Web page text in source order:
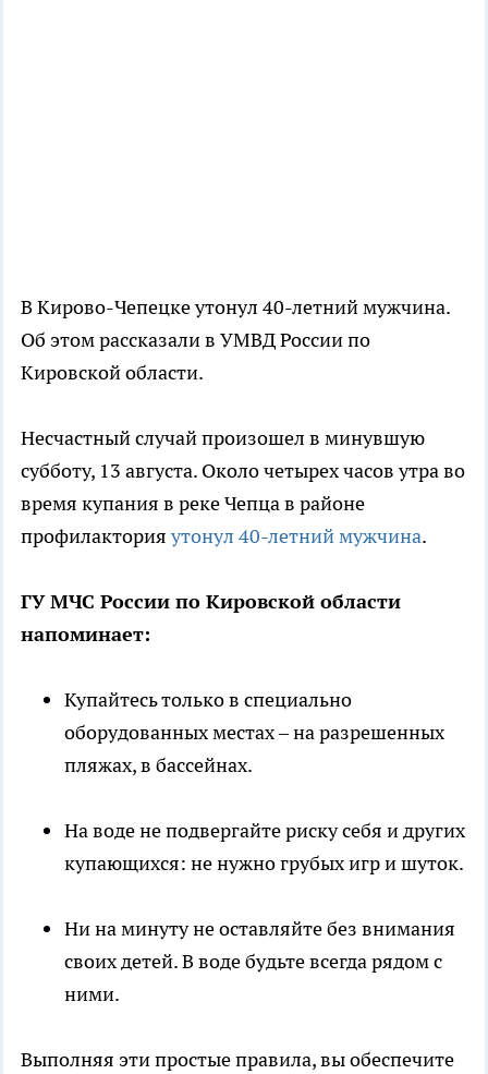
В Кирово-Чепецке утонул 40-летний мужчина.
Об этом рассказали в УМВД России по
Кировской области.
Несчастный случай произошел в минувшую
субботу, 13 августа. Около четырех часов утра во
время купания в реке Чепца в районе
профилактория утонул 40-летний мужчина.
ГУ МЧС России по Кировской области
напоминает:
Купайтесь только в специально
оборудованных местах – на разрешенных
пляжах, в бассейнах.
На воде не подвергайте риску себя и других
купающихся: не нужно грубых игр и шуток.
Ни на минуту не оставляйте без внимания
своих детей. В воде будьте всегда рядом с
ними.
Выполняя эти простые правила, вы обеспечите